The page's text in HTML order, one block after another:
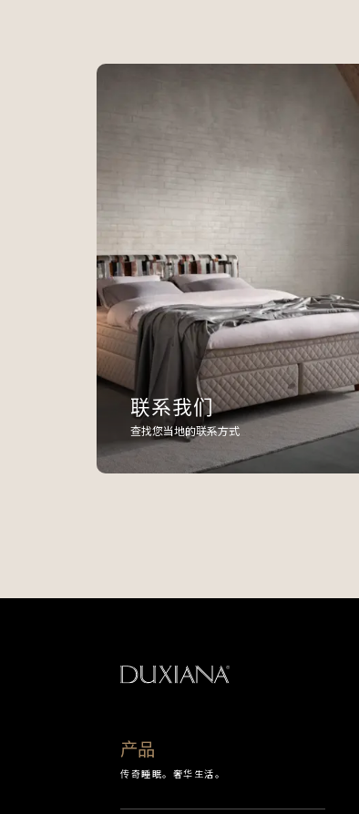
联系我们
查找您当地的联系方式
返回起始页
产品
传奇睡眠。奢华生活。